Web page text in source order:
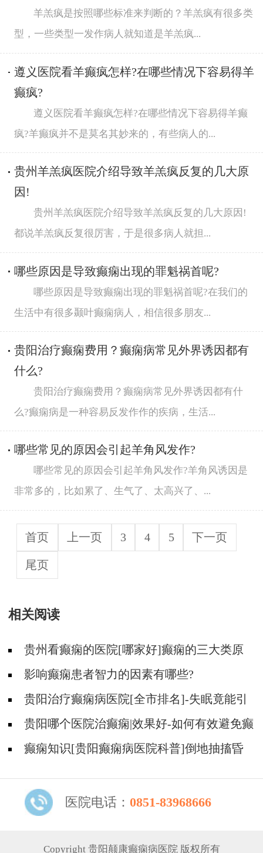
羊羔疯是按照哪些标准来判断的？羊羔疯有很多类
型，一些类型一发作病人就知道是羊羔疯...
遵义医院看羊癫疯怎样?在哪些情况下容易得羊
癫疯?
遵义医院看羊癫疯怎样?在哪些情况下容易得羊癫
疯?羊癫疯并不是莫名其妙来的，有些病人的...
贵州羊羔疯医院介绍导致羊羔疯反复的几大原
因!
贵州羊羔疯医院介绍导致羊羔疯反复的几大原因!
都说羊羔疯反复很厉害，于是很多病人就担...
哪些原因是导致癫痫出现的罪魁祸首呢?
哪些原因是导致癫痫出现的罪魁祸首呢?在我们的
生活中有很多颞叶癫痫病人，相信很多朋友...
贵阳治疗癫痫费用？癫痫病常见外界诱因都有
什么?
贵阳治疗癫痫费用？癫痫病常见外界诱因都有什
么?癫痫病是一种容易反发作作的疾病，生活...
哪些常见的原因会引起羊角风发作?
哪些常见的原因会引起羊角风发作?羊角风诱因是
非常多的，比如累了、生气了、太高兴了、...
首页 上一页 3 4 5 下一页
尾页
相关阅读
贵州看癫痫的医院[哪家好]癫痫的三大类原
因?影响癫痫患者智力的因素有哪些?
贵阳治疗癫痫病医院[全市排名]-失眠竟能引
起癫痫吗？
贵阳哪个医院治癫痫|效果好-如何有效避免癫
痫诱因？
癫痫知识[贵阳癫痫病医院科普]倒地抽搐昏
医院电话： 0851-83968666
Copyright 贵阳颠康癫痫病医院 版权所有